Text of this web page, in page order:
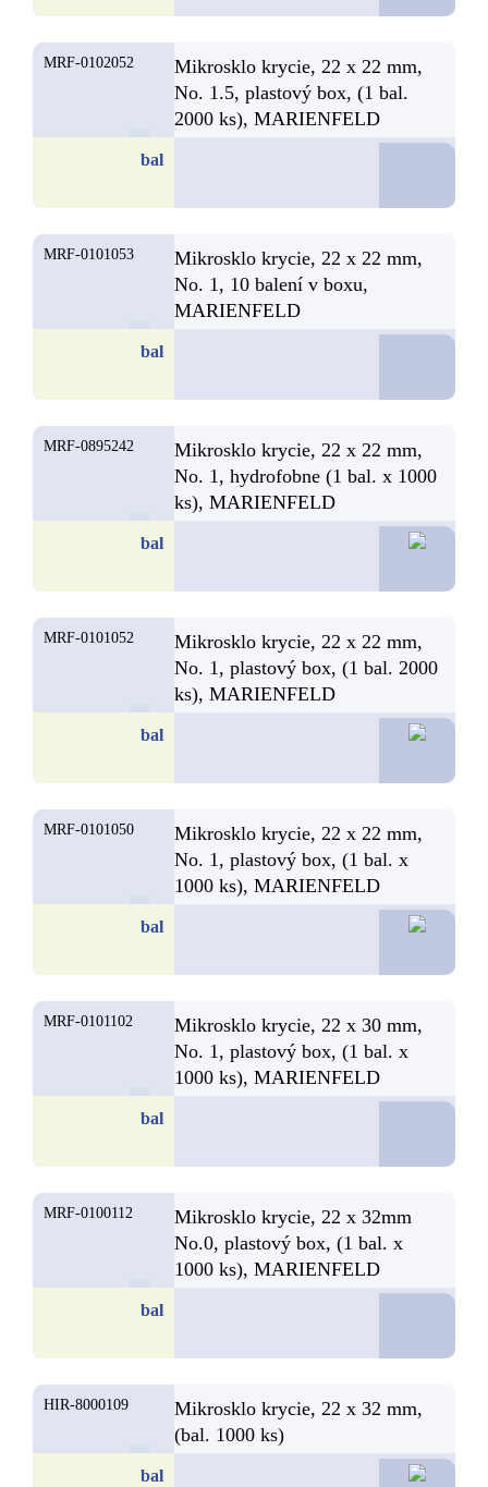
MRF-0102052
Mikrosklo krycie, 22 x 22 mm,
No. 1.5, plastový box, (1 bal.
2000 ks), MARIENFELD
bal
MRF-0101053
Mikrosklo krycie, 22 x 22 mm,
No. 1, 10 balení v boxu,
MARIENFELD
bal
MRF-0895242
Mikrosklo krycie, 22 x 22 mm,
No. 1, hydrofobne (1 bal. x 1000
ks), MARIENFELD
bal
MRF-0101052
Mikrosklo krycie, 22 x 22 mm,
No. 1, plastový box, (1 bal. 2000
ks), MARIENFELD
bal
MRF-0101050
Mikrosklo krycie, 22 x 22 mm,
No. 1, plastový box, (1 bal. x
1000 ks), MARIENFELD
bal
MRF-0101102
Mikrosklo krycie, 22 x 30 mm,
No. 1, plastový box, (1 bal. x
1000 ks), MARIENFELD
bal
MRF-0100112
Mikrosklo krycie, 22 x 32mm
No.0, plastový box, (1 bal. x
1000 ks), MARIENFELD
bal
HIR-8000109
Mikrosklo krycie, 22 x 32 mm,
(bal. 1000 ks)
bal